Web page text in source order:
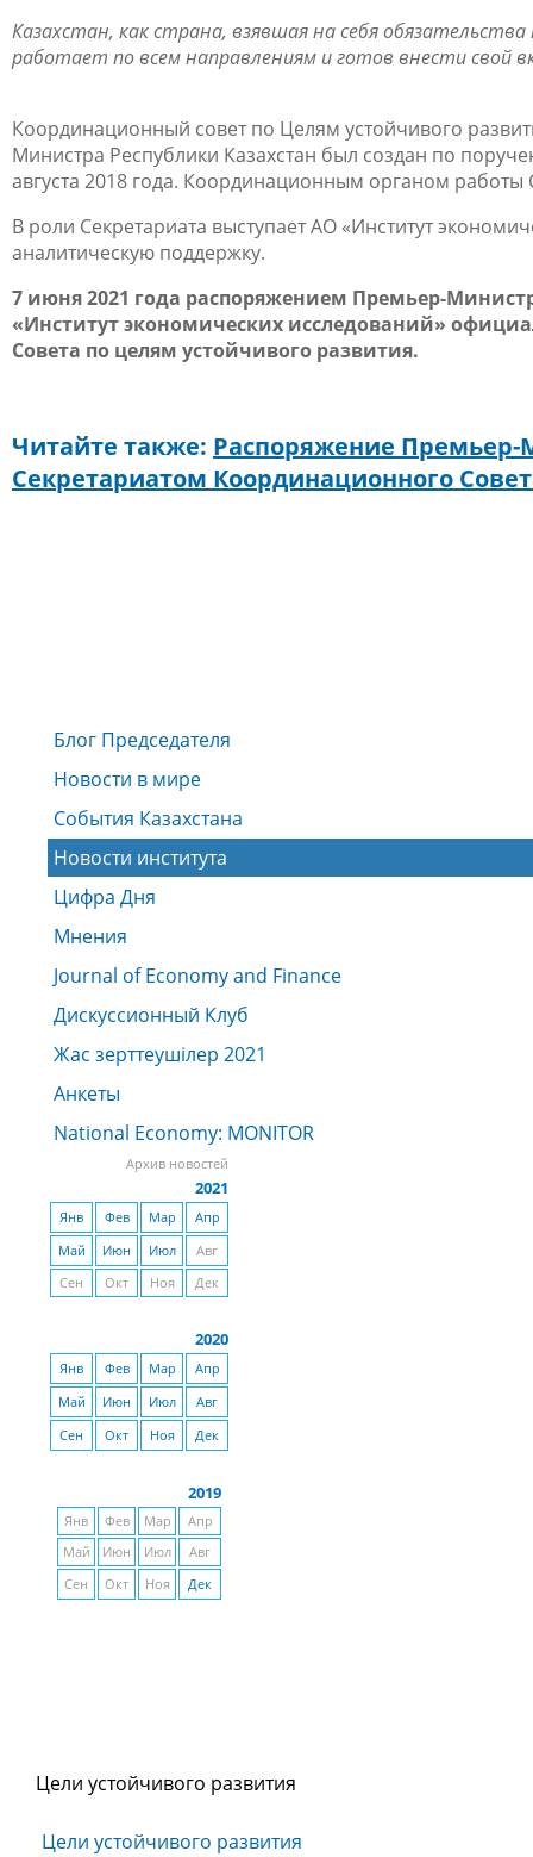
Казахстан, как страна, взявшая на себя
работает по всем направлениям и готов внести свой
Координационный совет по Целям устойчивого
Министра Республики Казахстан был создан по
августа 2018 года. Координационным органом
В роли Секретариата выступает АО «Институт
аналитическую поддержку.
7 июня 2021 года распоряжением Премьер-
«Институт экономических исследований»
Совета по целям устойчивого развития.
Читайте также: Распоряжение
Секретариатом Координационного
Блог Председателя
Новости в мире
События Казахстана
Новости института
Цифра Дня
Мнения
Journal of Economy and Finance
Дискуссионный Клуб
Жас зерттеушiлер 2021
Анкеты
National Economy: MONITOR
Архив новостей
2021
Янв Фев Мар
Апр
Май
Июн Июл
Авг
Сен
Окт Ноя Дек
2020
Янв Фев Мар
Апр
Май
Июн Июл
Авг
Сен
Окт Ноя Дек
2019
Янв Фев Мар
Апр
Май
Июн Июл
Авг
Сен
Окт Ноя Дек
Цели устойчивого развития
Цели устойчивого развития